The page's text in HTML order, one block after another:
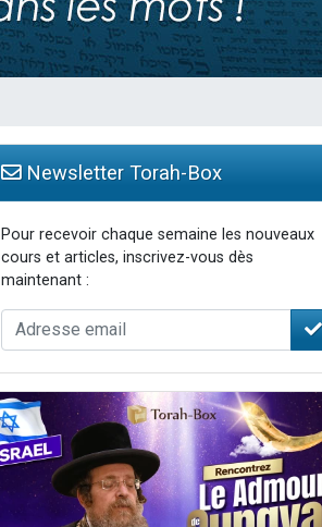
Newsletter Torah-Box
Pour recevoir chaque semaine les nouveaux
cours et articles, inscrivez-vous dès
maintenant :